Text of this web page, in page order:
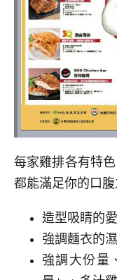
每家雞排各有特
都能滿足你的口腹
造型吸睛的
強調麵衣的
強調大份量